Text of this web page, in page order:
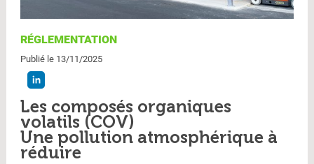
RÉGLEMENTATION
Publié le 13/11/2025
Les composés organiques
volatils (COV)
Une pollution atmosphérique à
réduire